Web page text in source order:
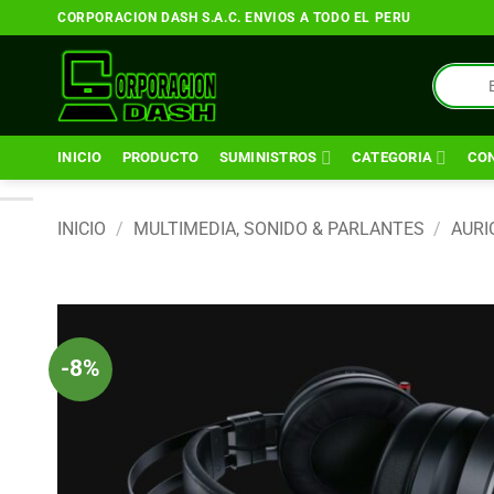
al
contenido
CORPORACION DASH S.A.C. ENVIOS A TODO EL PERU
Búsqueda
de
productos
INICIO PRODUCTO SUMINISTROS CATEGORIA
INICIO / MULTIMEDIA, SONIDO & PARLANTES /
-8%